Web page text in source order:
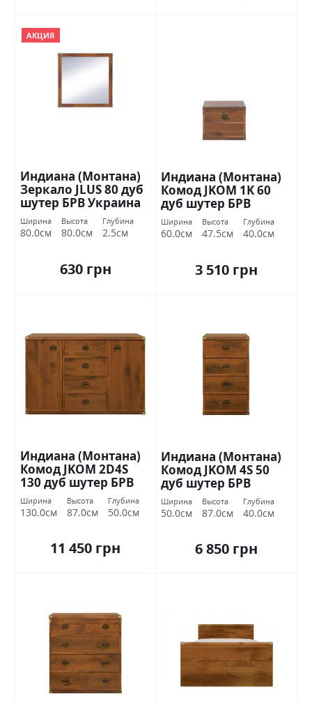
АКЦИЯ
Индиана (Монтана)
Зеркало JLUS 80 дуб
шутер БРВ Украина
Ширина
80.0см
Высота
80.0см
Глубина
2.5см
630 грн
Индиана (Монтана)
Комод JKOM 1K 60
дуб шутер БРВ
Украина
Ширина
60.0см
Высота
47.5см
Глубина
40.0см
3 510 грн
Индиана (Монтана)
Комод JKOM 2D4S
130 дуб шутер БРВ
Украина
Ширина
130.0см
Высота
87.0см
Глубина
50.0см
11 450 грн
Индиана (Монтана)
Комод JKOM 4S 50
дуб шутер БРВ
Украина
Ширина
50.0см
Высота
87.0см
Глубина
40.0см
6 850 грн